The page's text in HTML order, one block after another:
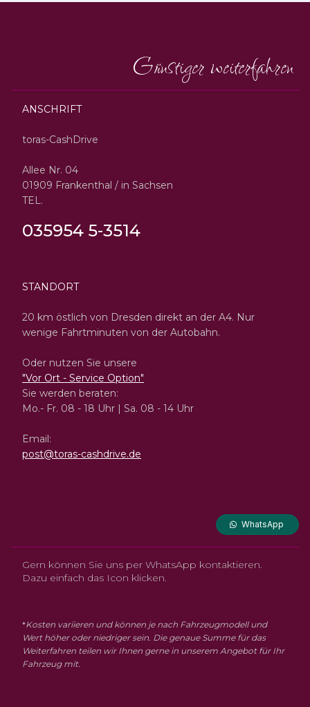
Günstiger weiterfahren
ANSCHRIFT
toras-CashDrive
Allee Nr. 04
01909 Frankenthal / in Sachsen
TEL.
035954 5-3514
STANDORT
20 km östlich von Dresden direkt an der A4. Nur
wenige Fahrtminuten von der Autobahn.
Oder nutzen Sie unsere
"Vor Ort - Service Option"
Sie werden beraten:
Mo.- Fr. 08 - 18 Uhr | Sa. 08 - 14 Uhr
Email:
post@toras-cashdrive.de
WhatsApp
Gern können Sie uns per WhatsApp kontaktieren.
Dazu einfach das Icon klicken.
*Kosten variieren und können je nach Fahrzeugmodell und
Wert höher oder niedriger sein. Die genaue Summe für das
Weiterfahren teilen wir Ihnen gerne in unserem Angebot für Ihr
Fahrzeug mit.